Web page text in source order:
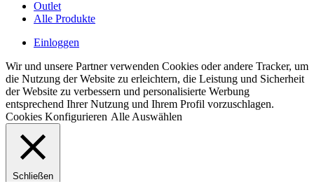
Outlet
Alle Produkte
Einloggen
Wir und unsere Partner verwenden Cookies oder andere Tracker, um
die Nutzung der Website zu erleichtern, die Leistung und Sicherheit
der Website zu verbessern und personalisierte Werbung
entsprechend Ihrer Nutzung und Ihrem Profil vorzuschlagen.
Cookies Konfigurieren Alle Auswählen
Schließen